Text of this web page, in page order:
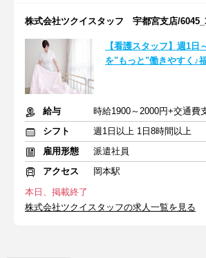
株式会社ツクイスタッフ 宇都宮支店/
【看護スタッフ】週1
を"もっと"働きやすく♪
給与
時給1900～2000円+交通費
シフト
週1日以上 1日8時間以上
雇用形態
派遣社員
アクセス
岡本駅
本日、掲載終了
株式会社ツクイスタッフの求人一覧を見る